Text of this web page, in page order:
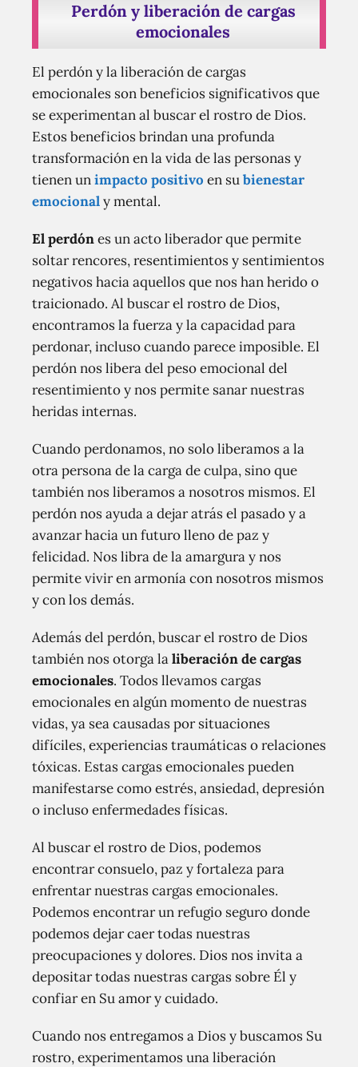
Perdón y liberación de cargas
emocionales
El perdón y la liberación de cargas
emocionales son beneficios significativos que
se experimentan al buscar el rostro de Dios.
Estos beneficios brindan una profunda
transformación en la vida de las personas y
tienen unimpacto positivo en subienestar
emocionaly mental.
El perdónes un acto liberador que permite
soltar rencores, resentimientos y sentimientos
negativos hacia aquellos que nos han herido o
traicionado. Al buscar el rostro de Dios,
encontramos la fuerza y la capacidad para
perdonar, incluso cuando parece imposible. El
perdón nos libera del peso emocional del
resentimiento y nos permite sanar nuestras
heridas internas.
Cuando perdonamos, no solo liberamos a la
otra persona de la carga de culpa, sino que
también nos liberamos a nosotros mismos. El
perdón nos ayuda a dejar atrás el pasado y a
avanzar hacia un futuro lleno de paz y
felicidad. Nos libra de la amargura y nos
permite vivir en armonía con nosotros mismos
y con los demás.
Además del perdón, buscar el rostro de Dios
también nos otorga laliberación de cargas
emocionales. Todos llevamos cargas
emocionales en algún momento de nuestras
vidas, ya sea causadas por situaciones
difíciles, experiencias traumáticas o relaciones
tóxicas. Estas cargas emocionales pueden
manifestarse como estrés, ansiedad, depresión
o incluso enfermedades físicas.
Al buscar el rostro de Dios, podemos
encontrar consuelo, paz y fortaleza para
enfrentar nuestras cargas emocionales.
Podemos encontrar un refugio seguro donde
podemos dejar caer todas nuestras
preocupaciones y dolores. Dios nos invita a
depositar todas nuestras cargas sobre Él y
confiar en Su amor y cuidado.
Cuando nos entregamos a Dios y buscamos Su
rostro, experimentamos una liberación